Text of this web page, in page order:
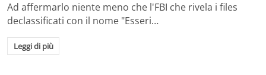
Ad affermarlo niente meno che l'FBI che rivela i files
declassificati con il nome "Esseri…
Leggi di più